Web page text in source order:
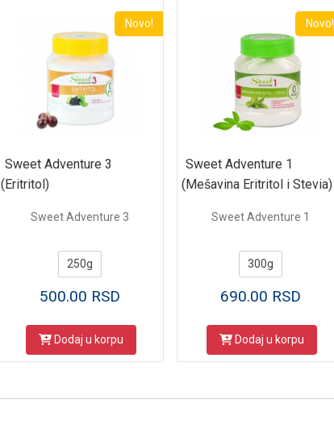
Novo!
Sweet Adventure 3
(Eritritol)
Sweet Adventure 3
250g
500.00 RSD
Dodaj u korpu
Novo!
Sweet Adventure 1
(Mešavina Eritritol i Stevia)
Sweet Adventure 1
300g
690.00 RSD
Dodaj u korpu